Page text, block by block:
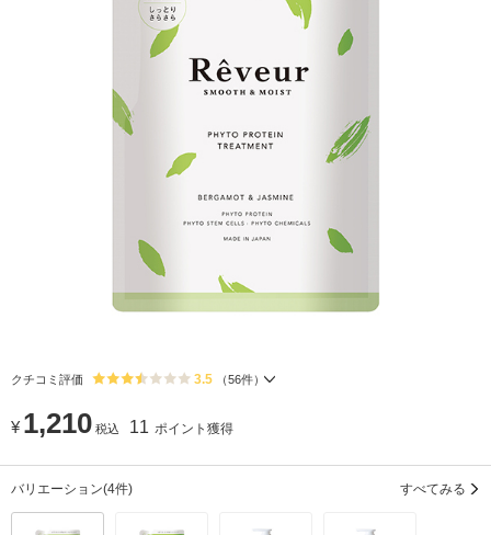
クチコミ評価 3.5 （56件）
¥ 1,210 税込 11 ポイント獲得
バリエーション(4件) すべてみる